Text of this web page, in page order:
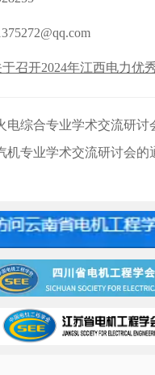
召开2024年江西电力优
综合专业学术交流研讨
专业学术交流研讨会的